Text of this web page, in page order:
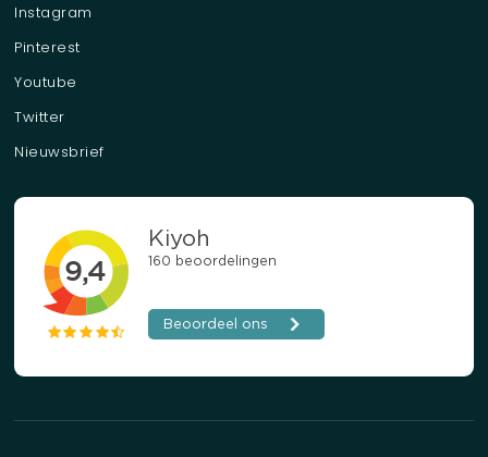
Instagram
Pinterest
Youtube
Twitter
Nieuwsbrief